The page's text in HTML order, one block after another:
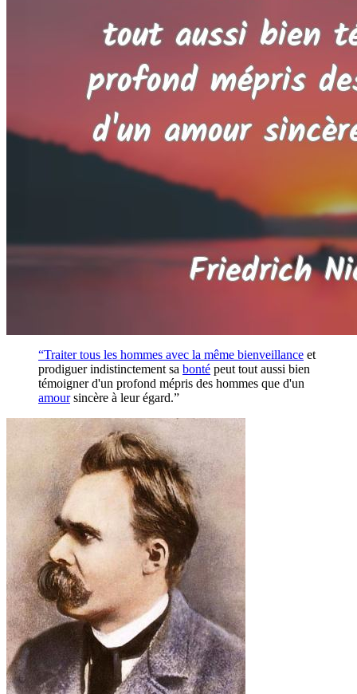
“Traiter tous les hommes avec la même bienveillance et
prodiguer indistinctement sa bonté peut tout aussi bien
témoigner d'un profond mépris des hommes que d'un
amoursincère à leur égard.”